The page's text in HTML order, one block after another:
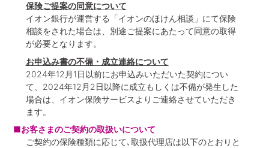
保険ご提案の同意について
イオン銀行が運営する「イオンのほけん相談」にて保険
相談をされた場合は、別途ご提案にあたって同意の取得
が必要となります。
お申込み書の不備・成立連絡について
2024年12月1日以前にお申込みいただいた契約につい
て、2024年12月2日以降に成立もしくは不備が発生した
場合は、イオン保険サービスよりご連絡させていただき
ます。
■お客さまのご契約の取扱いについて
ご契約の保険種類に応じて､取扱代理店は以下のとおりと